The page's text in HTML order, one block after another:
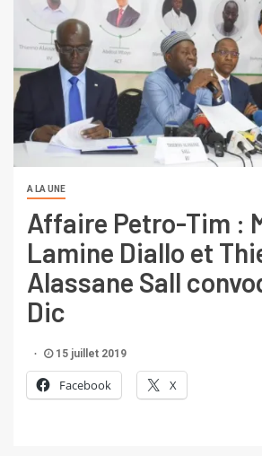
A LA UNE
Affaire Petro-Tim :
Lamine Diallo et
Alassane Sall
Dic
15 juillet 2019
Facebook X